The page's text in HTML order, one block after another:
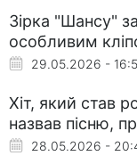
Зірка "Шансу"
особливим
29.05.2026 -
Хіт, який став
назвав пісню,
28.05.2026 -